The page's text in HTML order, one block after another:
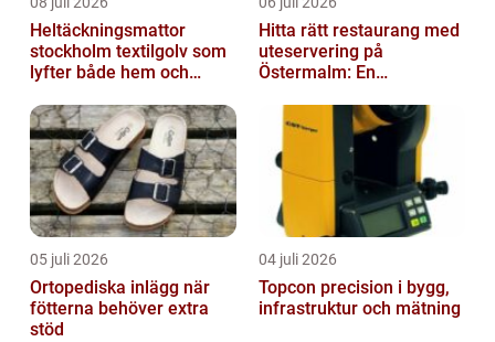
Heltäckningsmattor
stockholm textilgolv som
lyfter både hem och
Hitta rätt restaurang med
uteservering på
Östermalm: En
i solen
05 juli 2026
Ortopediska inlägg när
fötterna behöver extra
stöd
04 juli 2026
Topcon precision i bygg,
infrastruktur och mätning